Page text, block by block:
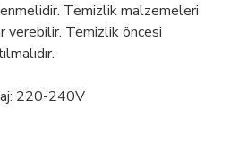
Temizlik malzemeleri
verebilir. Temizlik öncesi
220-240V